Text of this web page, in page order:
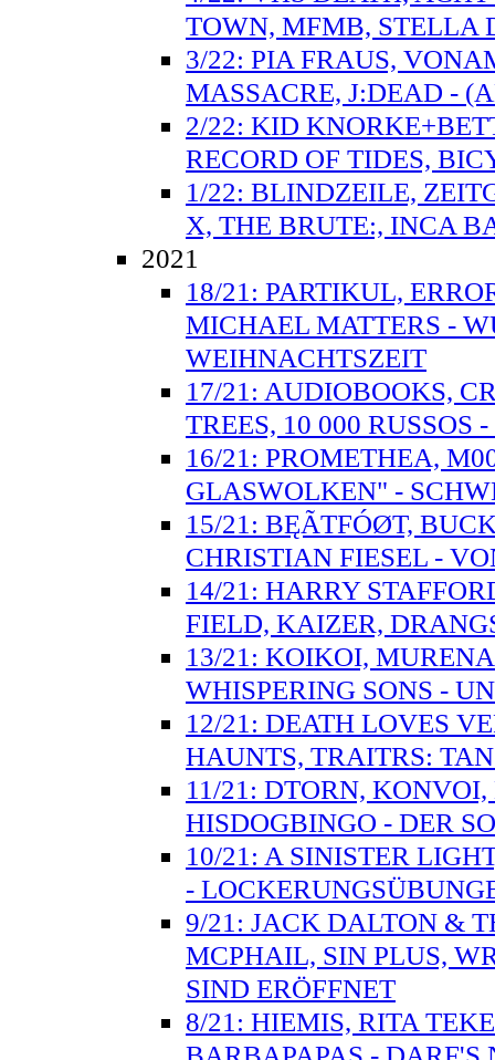
TOWN, MFMB, STELLA
3/22: PIA FRAUS,
MASSACRE, J:DEAD -
2/22: KID
RECORD OF TIDES,
1/22: BLINDZEILE,
X, THE BRUTE:, INCA
2021
18/21: PARTIKUL,
MICHAEL MATTERS -
WEIHNACHTSZEIT
17/21: AUDIOBOOKS,
TREES, 10 000 RUSSOS
16/21: PROMETHEA,
GLASWOLKEN" -
15/21: BĘÃTFÓØT,
CHRISTIAN FIESEL -
14/21: HARRY
FIELD, KAIZER,
13/21: KOIKOI,
WHISPERING SONS -
12/21: DEATH LOVES
HAUNTS, TRAITRS:
11/21: DTORN,
HISDOGBINGO - DER
10/21: A SINISTER
-
9/21: JACK DALTON &
MCPHAIL, SIN PLUS,
SIND ERÖFFNET
8/21: HIEMIS, RITA